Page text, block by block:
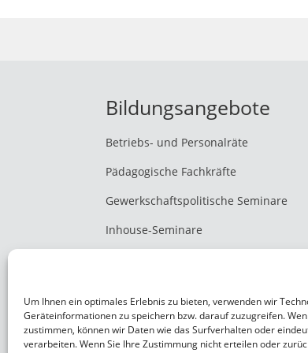
Um Ihnen ein optimales Erlebnis zu bieten, verwenden wir
Geräteinformationen zu speichern bzw. darauf zuzugreifen.
zustimmen, können wir Daten wie das Surfverhalten oder
verarbeiten. Wenn Sie Ihre Zustimmung nicht erteilen oder
Bildungsangebote
Betriebs- und Personalräte
Pädagogische Fachkräfte
Gewerkschaftspolitische Seminare
Inhouse-Seminare
Bildungswerk ver.di Thüringen e.V.